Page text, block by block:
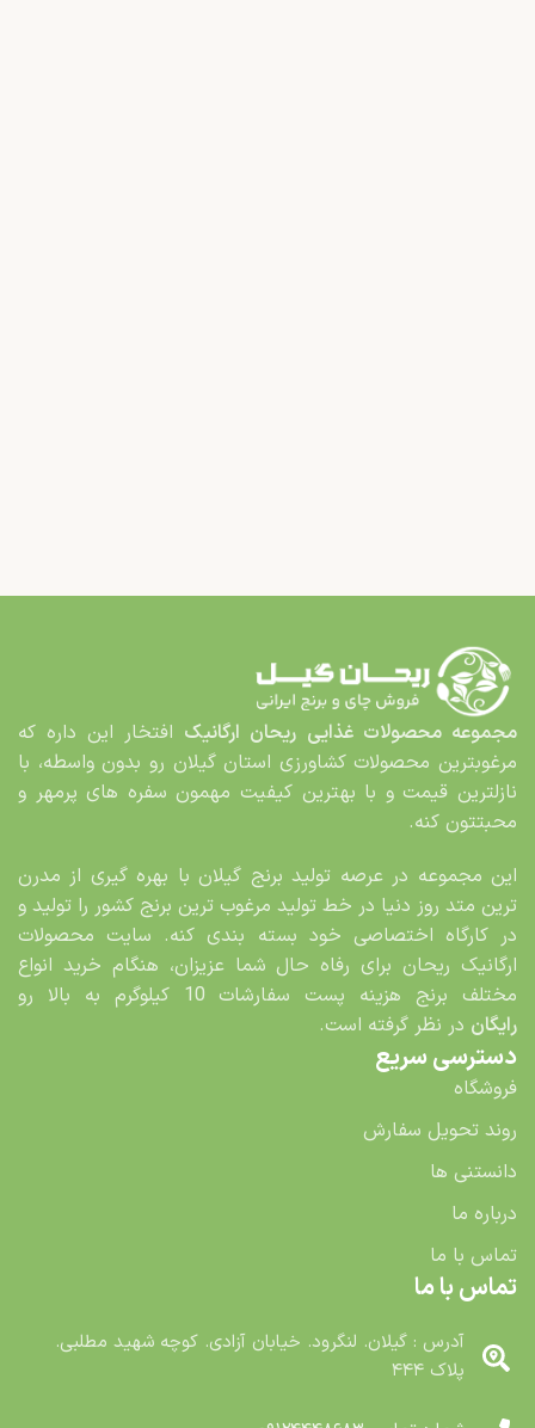
مجموعه محصولات غذایی ریحان ارگانیک افتخار این داره که
مرغوب­ترین محصولات کشاورزی استان گیلان رو بدون واسطه، با
نازلترین قیمت و با بهترین کیفیت مهمون سفره های پرمهر و
محبت­تون کنه.
این مجموعه در عرصه تولید برنج گیلان با بهره گیری از مدرن
ترین متد روز دنیا در خط تولید مرغوب ترین برنج کشور را تولید و
در کارگاه اختصاصی خود بسته بندی کنه. سایت محصولات
ارگانیک ریحان برای رفاه حال شما عزیزان، هنگام خرید انواع
مختلف برنج هزینه پست سفارشات 10 کیلوگرم به بالا رو
رایگان در نظر گرفته است.
دسترسی سریع
فروشگاه
روند تحویل سفارش
دانستنی ها
درباره ما
تماس با ما
تماس با ما
آدرس : گیلان. لنگرود. خیابان آزادی. کوچه شهید مطلبی.
پلاک ۴۴۴